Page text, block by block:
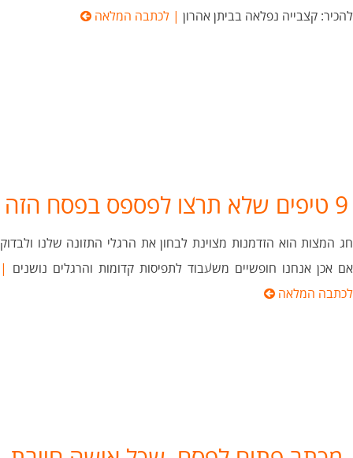
להכיר: קצבייה נפלאה בביתן אהרון | לכתבה המלאה
9 טיפים שלא תרצו לפספס בפסח הזה
חג המצות הוא הזדמנות מצוינת לבחון את הרגלי התזונה שלנו ולבדוק
אם אכן אנחנו חופשיים משעבוד לתפיסות קדומות והרגלים נושנים |
לכתבה המלאה